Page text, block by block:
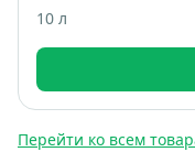
10 л
Перейти ко всем